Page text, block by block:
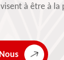
à être à la